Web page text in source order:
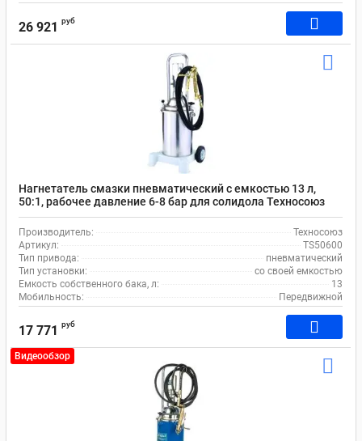
26 921 руб
Нагнетатель смазки пневматический с емкостью 13 л,
50:1, рабочее давление 6-8 бар для солидола Техносоюз
TS50600
Производитель:
Техносоюз
Артикул:
TS50600
Тип привода:
пневматический
Тип установки:
со своей емкостью
Емкость собственного бака, л:
13
Мобильность:
Передвижной
17 771 руб
Видеообзор